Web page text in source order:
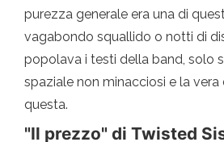
purezza generale era una di
vagabondo squallido o notti di
popolava i testi della band, solo
spaziale non minacciosi e la
questa.
"Il prezzo" di Twisted